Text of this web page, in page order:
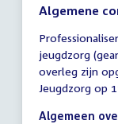
Algemene
vergadering
16:00
-
18:00
uur
jeugdzorg
overleg zijn
Jeugdzorg op
Algemeen